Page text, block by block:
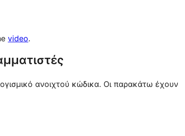
video.
ανοιχτού κώδικα. Οι παρακάτω έχουν